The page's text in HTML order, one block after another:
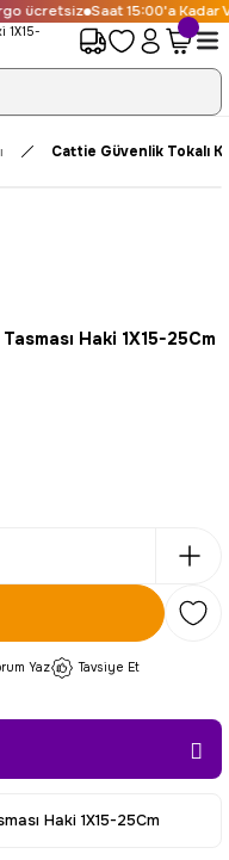
ücretsiz Saat 15:00'a Kadar
Cattie Güvenlik Tokalı
Haki 1X15-25Cm
Yaz Tavsiye Et
Haki 1X15-25Cm